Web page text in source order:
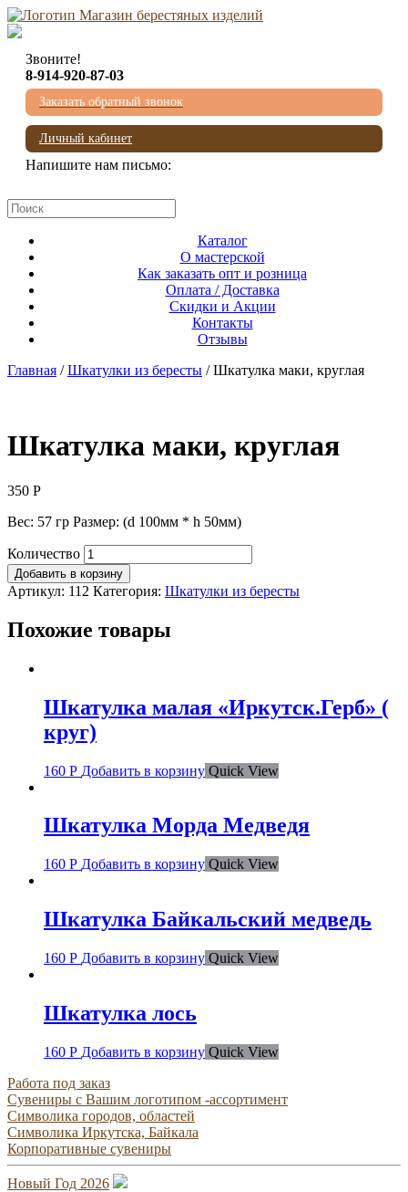
Звоните!
8-914-920-87-03
Заказать обратный звонок
Личный кабинет
Напишите нам письмо:
Каталог
О мастерской
Как заказать опт и розница
Оплата / Доставка
Скидки и Акции
Контакты
Отзывы
Главная /Шкатулки из бересты / Шкатулка маки, круглая
Шкатулка маки, круглая
350 Р
Вес: 57 гр Размер: (d 100мм * h 50мм)
Количество
Добавить в корзину
Артикул: 112 Категория: Шкатулки из бересты
Похожие товары
Шкатулка малая «Иркутск.Герб» (
круг)
160 Р Добавить в корзину Quick View
Шкатулка Морда Медведя
160 Р Добавить в корзину Quick View
Шкатулка Байкальский медведь
160 Р Добавить в корзину Quick View
Шкатулка лось
160 Р Добавить в корзину Quick View
Работа под заказ
Сувениры с Вашим логотипом -ассортимент
Символика городов, областей
Символика Иркутска, Байкала
Корпоративные сувениры
Новый Год 2026